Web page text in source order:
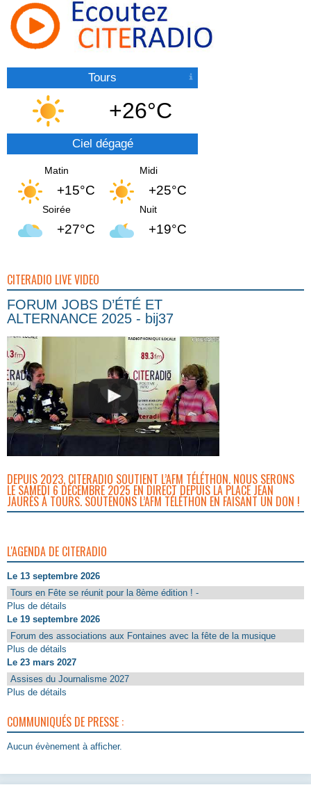
Tours
+26°C
Ciel dégagé
Matin
+15°C
Midi
+25°C
Soirée
+27°C
Nuit
+19°C
CITERADIO LIVE VIDEO
FORUM JOBS D’ÉTÉ ET
ALTERNANCE 2025 - bij37
DEPUIS 2023, CITERADIO SOUTIENT L’AFM TÉLÉTHON. NOUS SERONS
LE SAMEDI 6 DÉCEMBRE 2025 EN DIRECT DEPUIS LA PLACE JEAN
JAURÈS À TOURS. SOUTENONS L’AFM TÉLÉTHON EN FAISANT UN DON !
L'AGENDA DE CITERADIO
Le 13 septembre 2026
Tours en Fête se réunit pour la 8ème édition ! -
Plus de détails
Le 19 septembre 2026
Forum des associations aux Fontaines avec la fête de la musique
Plus de détails
Le 23 mars 2027
Assises du Journalisme 2027
Plus de détails
COMMUNIQUÉS DE PRESSE :
Aucun évènement à afficher.